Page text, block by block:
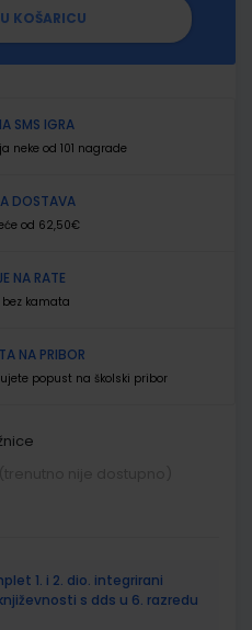
KOŠARICU
SMS IGRA
neke od 101 nagrade
DOSTAVA
od 62,50€
NA RATE
kamata
NA PRIBOR
popust na školski pribor
1. i 2. dio. integrirani
s dds u 6. razredu